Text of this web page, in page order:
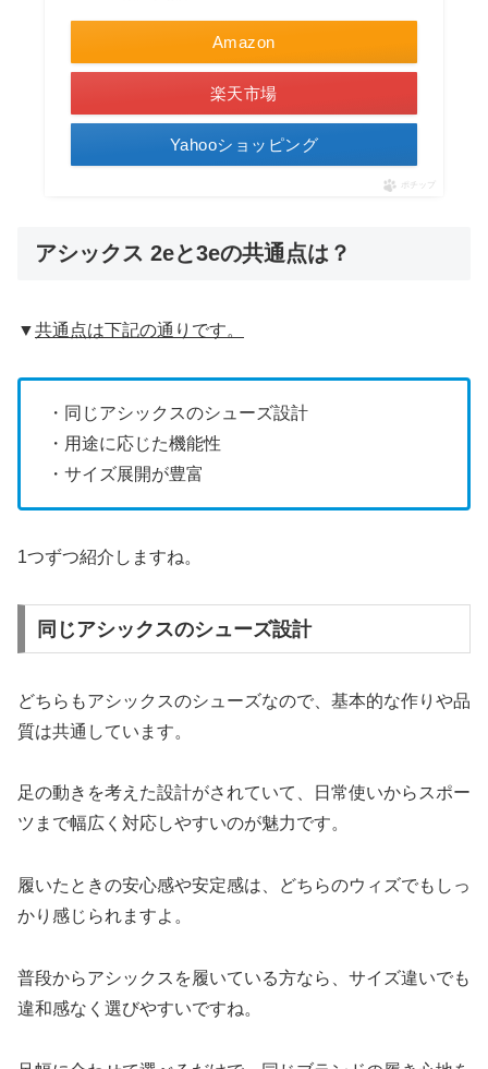
Amazon
楽天市場
Yahooショッピング
ポチップ
アシックス 2eと3eの共通点は？
▼共通点は下記の通りです。
・同じアシックスのシューズ設計
・用途に応じた機能性
・サイズ展開が豊富
1つずつ紹介しますね。
同じアシックスのシューズ設計
どちらもアシックスのシューズなので、基本的な作りや品
質は共通しています。
足の動きを考えた設計がされていて、日常使いからスポー
ツまで幅広く対応しやすいのが魅力です。
履いたときの安心感や安定感は、どちらのウィズでもしっ
かり感じられますよ。
普段からアシックスを履いている方なら、サイズ違いでも
違和感なく選びやすいですね。